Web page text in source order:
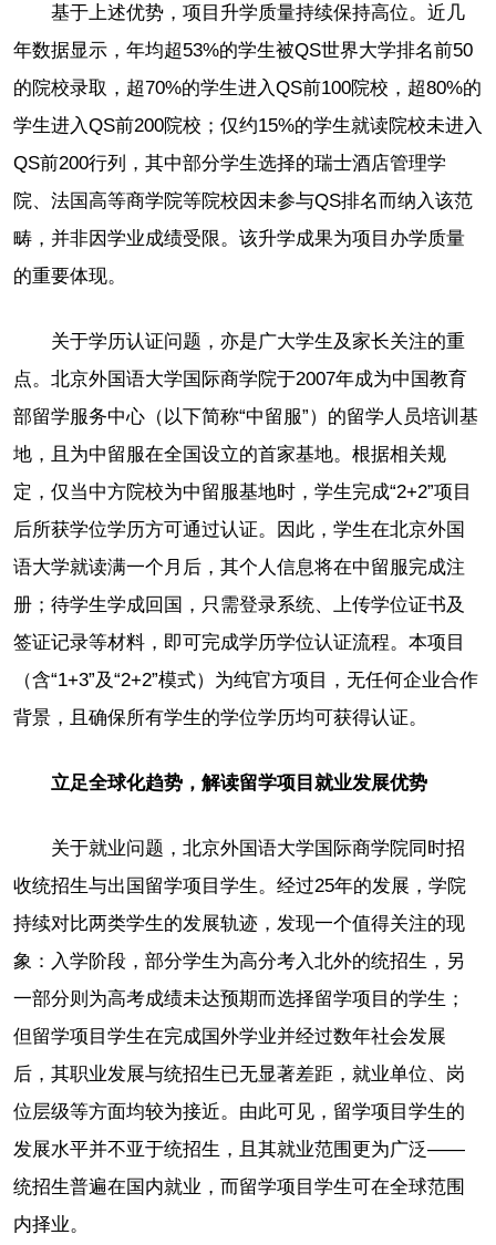
基于上述优势，项目升学质量持续保持高位。近几
年数据显示，年均超53%的学生被QS世界大学排名前50
的院校录取，超70%的学生进入QS前100院校，超80%的
学生进入QS前200院校；仅约15%的学生就读院校未进入
QS前200行列，其中部分学生选择的瑞士酒店管理学
院、法国高等商学院等院校因未参与QS排名而纳入该范
畴，并非因学业成绩受限。该升学成果为项目办学质量
的重要体现。
关于学历认证问题，亦是广大学生及家长关注的重
点。北京外国语大学国际商学院于2007年成为中国教育
部留学服务中心（以下简称“中留服”）的留学人员培训基
地，且为中留服在全国设立的首家基地。根据相关规
定，仅当中方院校为中留服基地时，学生完成“2+2”项目
后所获学位学历方可通过认证。因此，学生在北京外国
语大学就读满一个月后，其个人信息将在中留服完成注
册；待学生学成回国，只需登录系统、上传学位证书及
签证记录等材料，即可完成学历学位认证流程。本项目
（含“1+3”及“2+2”模式）为纯官方项目，无任何企业合作
背景，且确保所有学生的学位学历均可获得认证。
立足全球化趋势，解读留学项目就业发展优势
关于就业问题，北京外国语大学国际商学院同时招
收统招生与出国留学项目学生。经过25年的发展，学院
持续对比两类学生的发展轨迹，发现一个值得关注的现
象：入学阶段，部分学生为高分考入北外的统招生，另
一部分则为高考成绩未达预期而选择留学项目的学生；
但留学项目学生在完成国外学业并经过数年社会发展
后，其职业发展与统招生已无显著差距，就业单位、岗
位层级等方面均较为接近。由此可见，留学项目学生的
发展水平并不亚于统招生，且其就业范围更为广泛——
统招生普遍在国内就业，而留学项目学生可在全球范围
内择业。